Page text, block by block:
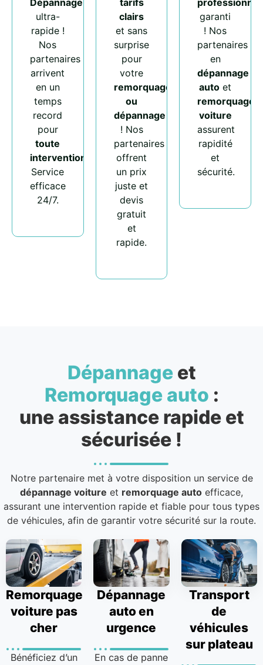
Dépannage
ultra-
rapide !
Nos
partenaires
arrivent
en un
temps
record
pour
toute
intervention
Service
efficace
24/7.
tarifs
clairs
et sans
surprise
pour
votre
remorquage
ou
dépannage
! Nos
partenaires
offrent
un prix
juste et
devis
gratuit
et
rapide.
professionnel
garanti
! Nos
partenaires
en
dépannage
auto et
remorquage
voiture
assurent
rapidité
et
sécurité.
Dépannageet
Remorquage auto :
une assistance rapide et
sécurisée !
Notre partenaire met à votre disposition un service de
dépannage voiture et remorquage auto efficace,
assurant une intervention rapide et fiable pour tous types
de véhicules, afin de garantir votre sécurité sur la route.
Remorquage
voiture pas
cher
Bénéficiez d’un
Dépannage
auto en
urgence
En cas de panne
Transport
de
véhicules
sur plateau